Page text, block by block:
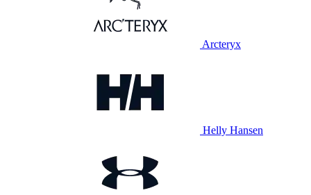
Arcteryx
Helly Hansen